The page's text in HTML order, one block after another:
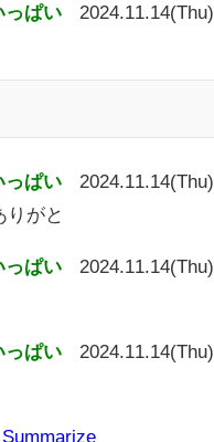
っぱい
2024.11.14(Thu)
っぱい
2024.11.14(Thu)
りがと
っぱい
2024.11.14(Thu)
っぱい
2024.11.14(Thu)
Summarize